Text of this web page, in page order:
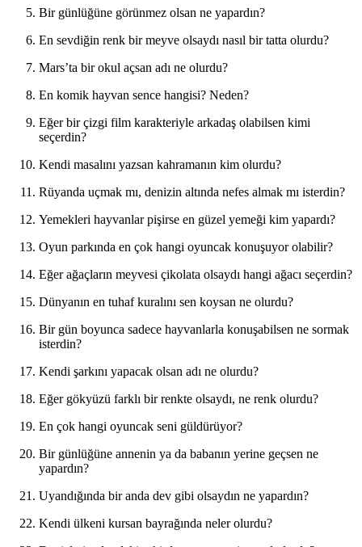
Bir günlüğüne görünmez olsan ne yapardın?
En sevdiğin renk bir meyve olsaydı nasıl bir tatta olurdu?
Mars’ta bir okul açsan adı ne olurdu?
En komik hayvan sence hangisi? Neden?
Eğer bir çizgi film karakteriyle arkadaş olabilsen kimi
seçerdin?
Kendi masalını yazsan kahramanın kim olurdu?
Rüyanda uçmak mı, denizin altında nefes almak mı isterdin?
Yemekleri hayvanlar pişirse en güzel yemeği kim yapardı?
Oyun parkında en çok hangi oyuncak konuşuyor olabilir?
Eğer ağaçların meyvesi çikolata olsaydı hangi ağacı seçerdin?
Dünyanın en tuhaf kuralını sen koysan ne olurdu?
Bir gün boyunca sadece hayvanlarla konuşabilsen ne sormak
isterdin?
Kendi şarkını yapacak olsan adı ne olurdu?
Eğer gökyüzü farklı bir renkte olsaydı, ne renk olurdu?
En çok hangi oyuncak seni güldürüyor?
Bir günlüğüne annenin ya da babanın yerine geçsen ne
yapardın?
Uyandığında bir anda dev gibi olsaydın ne yapardın?
Kendi ülkeni kursan bayrağında neler olurdu?